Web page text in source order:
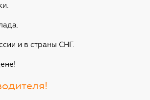
и в страны СНГ.